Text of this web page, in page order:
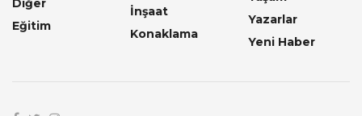
Diğer
Eğitim
İnşaat
Konaklama
Yazarlar
Yeni Haber